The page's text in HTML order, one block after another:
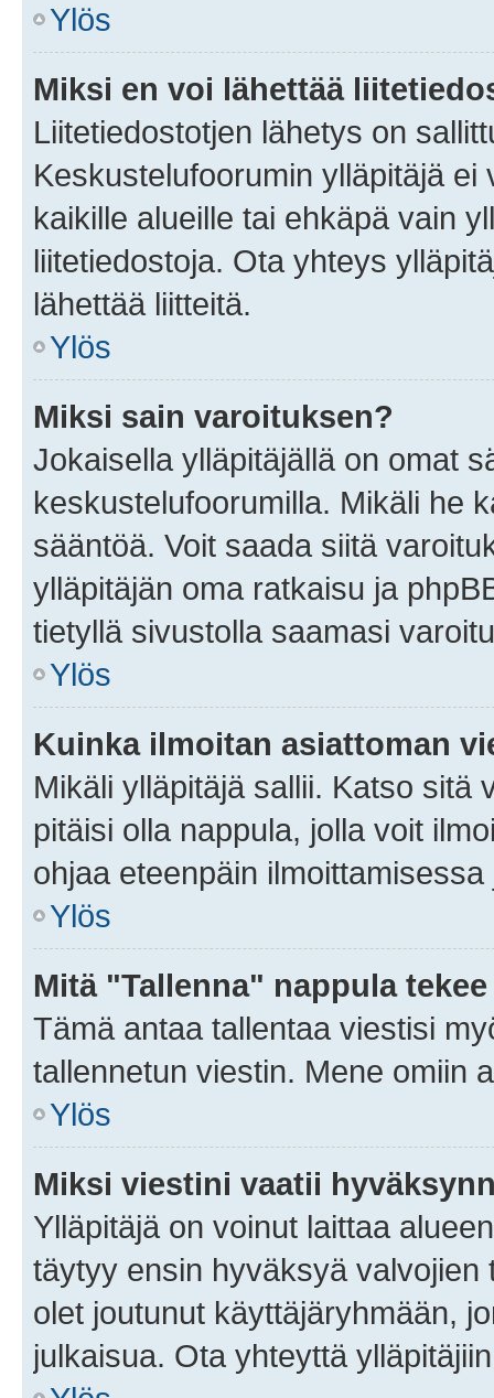
Ylös
Miksi en voi lähettää
Liitetiedostotjen lähetys on
Keskustelufoorumin ylläpitäjä
kaikille alueille tai ehkäpä vain
liitetiedostoja. Ota yhteys
lähettää liitteitä.
Ylös
Miksi sain varoituksen?
Jokaisella ylläpitäjällä on omat
keskustelufoorumilla. Mikäli he
sääntöä. Voit saada siitä
ylläpitäjän oma ratkaisu ja
tietyllä sivustolla saamasi
Ylös
Kuinka ilmoitan asiattoman
Mikäli ylläpitäjä sallii. Katso sitä
pitäisi olla nappula, jolla voit
ohjaa eteenpäin
Ylös
Mitä "Tallenna" nappula
Tämä antaa tallentaa viestisi
tallennetun viestin. Mene omiin
Ylös
Miksi viestini vaatii
Ylläpitäjä on voinut laittaa
täytyy ensin hyväksyä
olet joutunut käyttäjäryhmään,
julkaisua. Ota yhteyttä